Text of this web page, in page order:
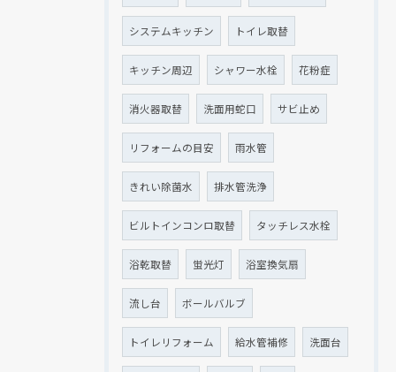
システムキッチン トイレ取替
キッチン周辺 シャワー水栓 花粉症
消火器取替 洗面用蛇口 サビ止め
リフォームの目安 雨水管
きれい除菌水 排水管洗浄
ビルトインコンロ取替 タッチレス水栓
浴乾取替 蛍光灯 浴室換気扇
流し台 ボールバルブ
トイレリフォーム 給水管補修 洗面台